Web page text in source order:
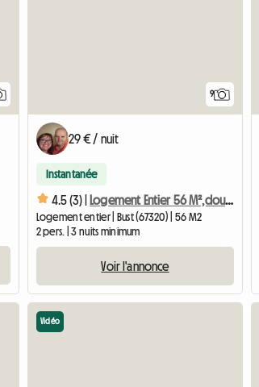
9
29 € / nuit
Instantanée
4.5 (3) | Logement Entier 56 M²,douche Italienne Et Baignoire
Logement entier | Bust (67320) | 56 M2
2 pers. | 3 nuits minimum
Voir l'annonce
Vidéo